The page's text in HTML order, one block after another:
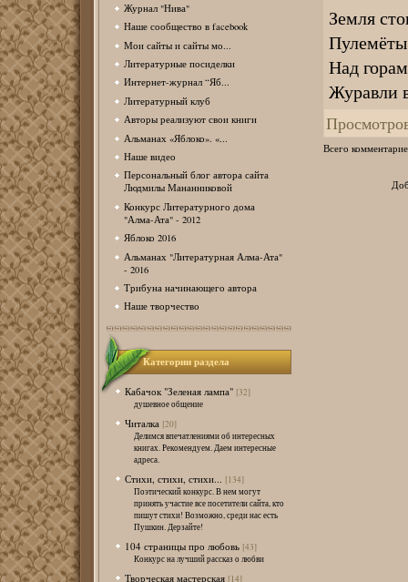
Журнал "Нива"
Наше сообщество в facebook
Мои сайты и сайты мо...
Литературные посиделки
Интернет-журнал “Яб...
Литературный клуб
Авторы реализуют свои книги
Альманах «Яблоко». «...
Наше видео
Персональный блог автора сайта
Людмилы Мананниковой
Конкурс Литературного дома
"Алма-Ата" - 2012
Яблоко 2016
Альманах "Литературная Алма-Ата"
- 2016
Трибуна начинающего автора
Наше творчество
Категории раздела
Кабачок "Зеленая лампа" [32]
душевное общение
Читалка [20]
Делимся впечатлениями об интересных
книгах. Рекомендуем. Даем интересные
адреса.
Стихи, стихи, стихи... [134]
Поэтический конкурс. В нем могут
принять участие все посетители сайта, кто
пишут стихи! Возможно, среди нас есть
Пушкин. Дерзайте!
104 страницы про любовь [43]
Конкурс на лучший рассказ о любви
Творческая мастерская [14]
Земля
Над
Журавли
Всего